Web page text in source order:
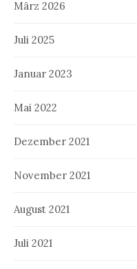
März 2026
Juli 2025
Januar 2023
Mai 2022
Dezember 2021
November 2021
August 2021
Juli 2021